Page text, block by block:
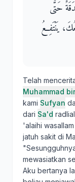
حَتَّى
يَنْتَفِعُ
Telah
Muhammad
kami Sufyan
dari Sa'd
'alaihi
jatuh sakit di
mewasiatkan
Aku bertanya